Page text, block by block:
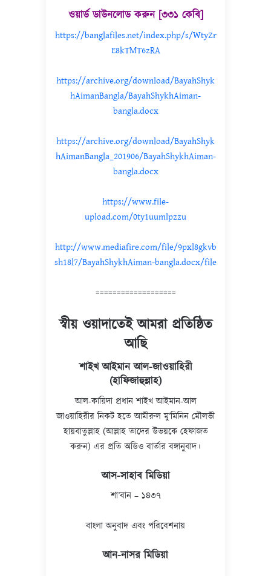
ওয়ার্ড ডাউনলোড করুন [৩৩১ কেবি]
https://banglafiles.net/index.php/s/WtyZr
E8kTMT6zRA
https://archive.org/download/BayahShyk
hAimanBangla/BayahShykhAiman-
bangla.docx
https://archive.org/download/BayahShyk
hAimanBangla_201906/BayahShykhAiman-
bangla.docx
https://www.file-
upload.com/0ty1uumlpzzu
http://www.mediafire.com/file/9pxl8gkvb
sh18l7/BayahShykhAiman-bangla.docx/file
===================
স্বীয় ওয়াদাতেই আমরা প্রতিষ্ঠিত
আছি
শাইখ আইমান আল-জাওয়াহিরী
(হাফিজাহুল্লাহ)
আল-কায়িদা প্রধান শাইখ আইমান-আল
জাওয়াহিরীর নিকট হতে আমীরুল মু’মিনিন মৌলভী
হায়বাতুল্লাহ (আল্লাহ তাদের উভয়কে হেফাজত
করুন) এর প্রতি অডিও বার্তার বঙ্গানুবাদ।
আস-সাহাব মিডিয়া
শা’বান – ১৪৩৭
বাংলা অনুবাদ এবং পরিবেশনায়
আন-নাসর মিডিয়া